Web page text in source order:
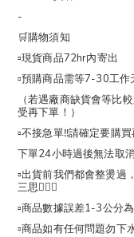
-
🛒購物須知
▫️現貨商品72hr內寄出
▫️預購商品需等7-30工作
（若遇廠商缺貨會等比
受再下單！）
▫️不接急單‼️請確定要購
下單24小時過後無法取
▫️出貨前我們都會整燙過
三思🙇🏻‍♀️
▫️商品數據誤差1-3公分
▫️商品如有任何問題勿下